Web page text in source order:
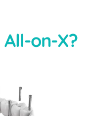
All-on-X?